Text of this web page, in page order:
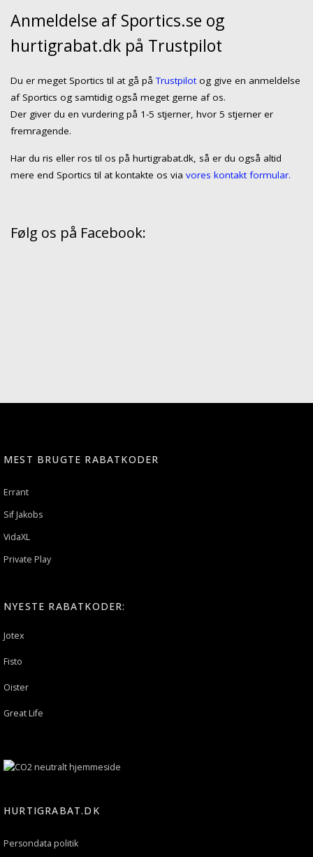
Anmeldelse af Sportics.se og
hurtigrabat.dk på Trustpilot
Du er meget Sportics til at gå påTrustpilotog give en anmeldelse
af Sportics og samtidig også meget gerne af os.
Der giver du en vurdering på 1-5 stjerner, hvor 5 stjerner er
fremragende.
Har du ris eller ros til os på hurtigrabat.dk, så er du også altid
mere end Sportics til at kontakte os via vores kontakt formular.
Følg os på Facebook:
MEST BRUGTE RABATKODER
Errant
Sif Jakobs
VidaXL
Private Play
NYESTE RABATKODER:
Jotex
Fisto
Oister
Great Life
HURTIGRABAT.DK
Persondata politik